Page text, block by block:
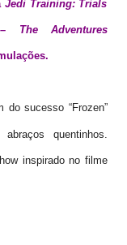
Jedi Training: Trials
The Adventures
do sucesso “Frozen”
quentinhos.
inspirado no filme